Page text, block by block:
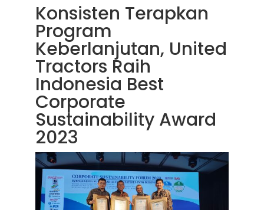
Konsisten Terapkan
Program
Keberlanjutan, United
Tractors Raih
Indonesia Best
Corporate
Sustainability Award
2023